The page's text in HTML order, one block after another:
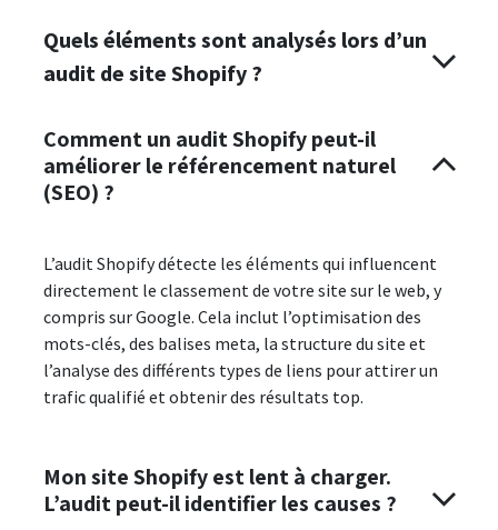
Quels éléments sont analysés lors d’un
audit de site Shopify ?
Comment un audit Shopify peut-il
améliorer le référencement naturel
(SEO) ?
L’audit Shopify détecte les éléments qui influencent
directement le classement de votre site sur le web, y
compris sur Google. Cela inclut l’optimisation des
mots-clés, des balises meta, la structure du site et
l’analyse des différents types de liens pour attirer un
trafic qualifié et obtenir des résultats top.
Mon site Shopify est lent à charger.
L’audit peut-il identifier les causes ?